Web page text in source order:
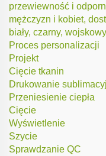
przewiewność i
mężczyzn i kobiet,
biały, czarny,
Proces personalizacji
Projekt
Cięcie tkanin
Drukowanie
Przeniesienie ciepła
Cięcie
Wyświetlenie
Szycie
Sprawdzanie QC